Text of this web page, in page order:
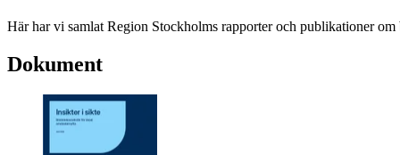
Här har vi samlat Region Stockholms rapporter och publikationer om
Dokument